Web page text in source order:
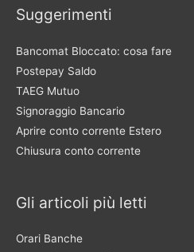
Suggerimenti
Bancomat Bloccato: cosa fare
Postepay Saldo
TAEG Mutuo
Signoraggio Bancario
Aprire conto corrente Estero
Chiusura conto corrente
Gli articoli più letti
Orari Banche